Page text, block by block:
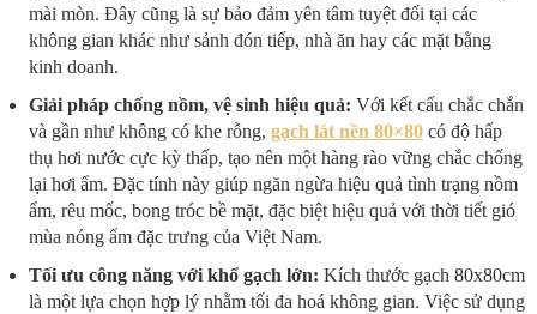
mài mòn. Đây cũng là sự bảo đảm yên tâm tuyệt đối tại các
không gian khác như sảnh đón tiếp, nhà ăn hay các mặt bằng
kinh doanh.
Giải pháp chống nồm, vệ sinh hiệu quả: Với kết cấu chắc chắn
và gần như không có khe rỗng, gạch lát nền 80×80 có độ hấp
thụ hơi nước cực kỳ thấp, tạo nên một hàng rào vững chắc chống
lại hơi ẩm. Đặc tính này giúp ngăn ngừa hiệu quả tình trạng nồm
ẩm, rêu mốc, bong tróc bề mặt, đặc biệt hiệu quả với thời tiết gió
mùa nóng ẩm đặc trưng của Việt Nam.
Tối ưu công năng với khổ gạch lớn: Kích thước gạch 80x80cm
là một lựa chọn hợp lý nhằm tối đa hoá không gian. Việc sử dụng